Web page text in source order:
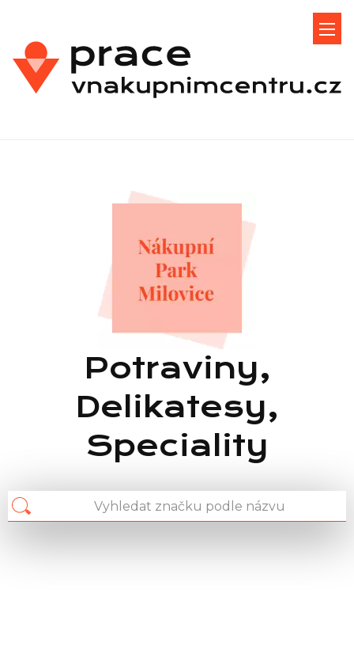
Potraviny,
Delikatesy,
Speciality